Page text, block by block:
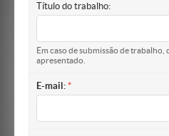
Título do trabalho:
Em caso de submissão de
apresentado.
E-mail: